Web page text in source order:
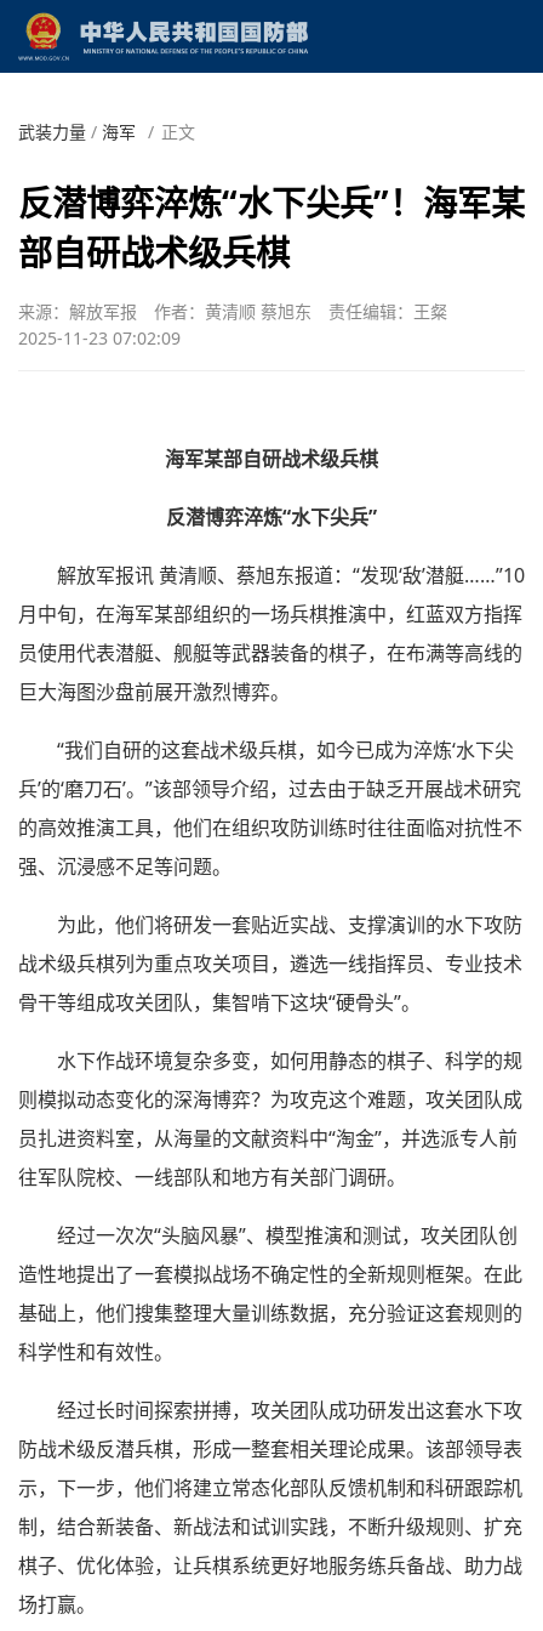
武装力量 / 海军 / 正文
反潜博弈淬炼“水下尖兵”！海军某
部自研战术级兵棋
来源：解放军报 作者：黄清顺 蔡旭东
责任编辑：王粲
2025-11-23 07:02:09
海军某部自研战术级兵棋
反潜博弈淬炼“水下尖兵”
解放军报讯 黄清顺、蔡旭东报道：“发现‘敌’潜艇……”10
月中旬，在海军某部组织的一场兵棋推演中，红蓝双方指挥
员使用代表潜艇、舰艇等武器装备的棋子，在布满等高线的
巨大海图沙盘前展开激烈博弈。
“我们自研的这套战术级兵棋，如今已成为淬炼‘水下尖
兵’的‘磨刀石’。”该部领导介绍，过去由于缺乏开展战术研究
的高效推演工具，他们在组织攻防训练时往往面临对抗性不
强、沉浸感不足等问题。
为此，他们将研发一套贴近实战、支撑演训的水下攻防
战术级兵棋列为重点攻关项目，遴选一线指挥员、专业技术
骨干等组成攻关团队，集智啃下这块“硬骨头”。
水下作战环境复杂多变，如何用静态的棋子、科学的规
则模拟动态变化的深海博弈？为攻克这个难题，攻关团队成
员扎进资料室，从海量的文献资料中“淘金”，并选派专人前
往军队院校、一线部队和地方有关部门调研。
经过一次次“头脑风暴”、模型推演和测试，攻关团队创
造性地提出了一套模拟战场不确定性的全新规则框架。在此
基础上，他们搜集整理大量训练数据，充分验证这套规则的
科学性和有效性。
经过长时间探索拼搏，攻关团队成功研发出这套水下攻
防战术级反潜兵棋，形成一整套相关理论成果。该部领导表
示，下一步，他们将建立常态化部队反馈机制和科研跟踪机
制，结合新装备、新战法和试训实践，不断升级规则、扩充
棋子、优化体验，让兵棋系统更好地服务练兵备战、助力战
场打赢。